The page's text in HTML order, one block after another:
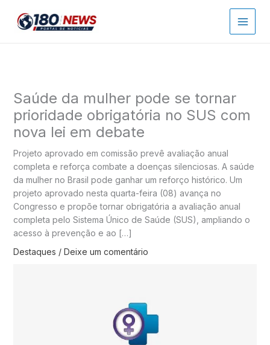
para
Saúde da mulher pode se tornar
prioridade obrigatória no SUS com
nova lei em debate
Projeto aprovado em comissão prevê avaliação anual
completa e reforça combate a doenças silenciosas. A saúde
da mulher no Brasil pode ganhar um reforço histórico. Um
projeto aprovado nesta quarta-feira (08) avança no
Congresso e propõe tornar obrigatória a avaliação anual
completa pelo Sistema Único de Saúde (SUS), ampliando o
acesso à prevenção e ao […]
Destaques / Deixe um comentário